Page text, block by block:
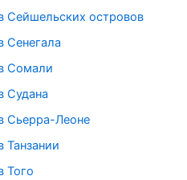
Сейшельских островов
Сенегала
Сомали
Судана
Сьерра-Леоне
Танзании
Того